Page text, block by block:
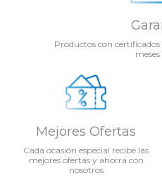
Productos con certificados
Mejores Ofertas
Cada ocasión especial recibe las
mejores ofertas y ahorra con
nosotros